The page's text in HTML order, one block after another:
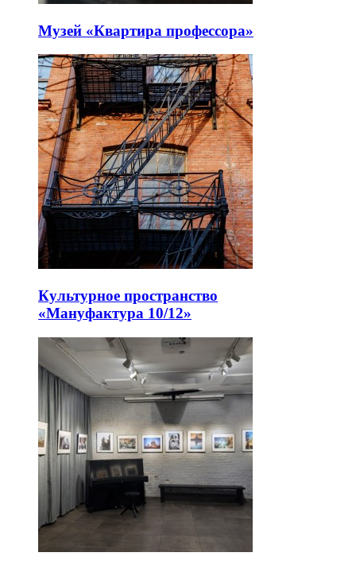
Музей «Квартира профессора»
Культурное пространство
«Мануфактура 10/12»